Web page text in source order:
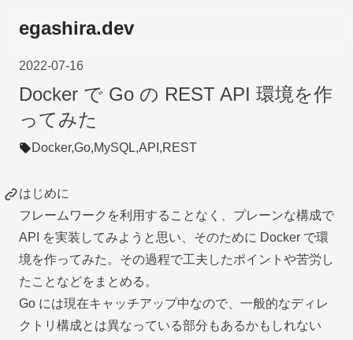
egashira.dev
2022-07-16
Docker で Go の REST API 環境を作
ってみた
Docker,Go,MySQL,API,REST
はじめに
フレームワークを利用することなく、プレーンな構成で
API を実装してみようと思い、そのために Docker で環
境を作ってみた。その過程で工夫したポイントや苦労し
たことなどをまとめる。
Go には現在キャッチアップ中なので、一般的なディレ
クトリ構成とは異なっている部分もあるかもしれない